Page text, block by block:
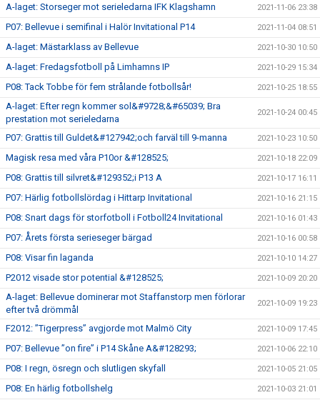
A-laget: Storseger mot serieledarna IFK Klagshamn 2021-11-06 23:38
P07: Bellevue i semifinal i Halör Invitational P14 2021-11-04 08:51
A-laget: Mästarklass av Bellevue 2021-10-30 10:50
A-laget: Fredagsfotboll på Limhamns IP 2021-10-29 15:34
P08: Tack Tobbe för fem strålande fotbollsår! 2021-10-25 18:55
A-laget: Efter regn kommer sol&#9728;&#65039; Bra
prestation mot serieledarna
2021-10-24 00:45
P07: Grattis till Guldet&#127942;och farväl till 9-manna 2021-10-23 10:50
Magisk resa med våra P10or &#128525; 2021-10-18 22:09
P08: Grattis till silvret&#129352;i P13 A 2021-10-17 16:11
P07: Härlig fotbollslördag i Hittarp Invitational 2021-10-16 21:15
P08: Snart dags för storfotboll i Fotboll24 Invitational 2021-10-16 01:43
P07: Årets första serieseger bärgad 2021-10-16 00:58
P08: Visar fin laganda 2021-10-10 14:27
P2012 visade stor potential &#128525; 2021-10-09 20:20
A-laget: Bellevue dominerar mot Staffanstorp men förlorar
efter två drömmål
2021-10-09 19:23
F2012: ”Tigerpress” avgjorde mot Malmö City 2021-10-09 17:45
P07: Bellevue ”on fire” i P14 Skåne A&#128293; 2021-10-06 22:10
P08: I regn, ösregn och slutligen skyfall 2021-10-05 21:05
P08: En härlig fotbollshelg 2021-10-03 21:01